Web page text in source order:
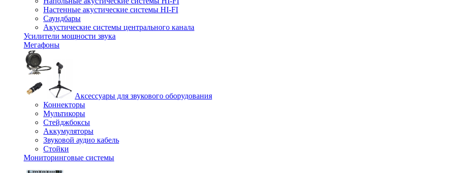
Настенные акустические системы HI-FI
Саундбары
Акустические системы центрального канала
Усилители мощности звука
Мегафоны
Аксессуары для звукового оборудования
Коннекторы
Мультикоры
Стейджбоксы
Аккумуляторы
Звуковой аудио кабель
Стойки
Мониторинговые системы